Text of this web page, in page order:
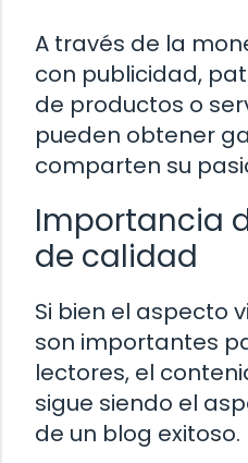
A través de la
con publicidad,
de productos o
pueden obtener
comparten su
Importancia
de calidad
Si bien el aspecto
son importantes
lectores, el
sigue siendo el
de un blog exitoso.